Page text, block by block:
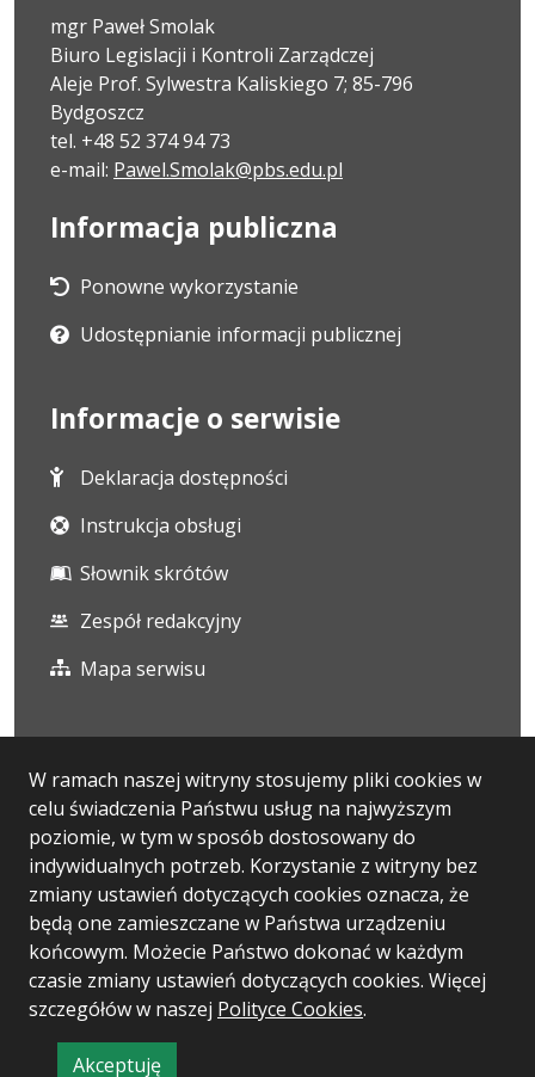
W ramach naszej witryny stosujemy pliki cookies w
celu świadczenia Państwu usług na najwyższym
poziomie, w tym w sposób dostosowany do
indywidualnych potrzeb. Korzystanie z witryny bez
zmiany ustawień dotyczących cookies oznacza, że
będą one zamieszczane w Państwa urządzeniu
końcowym. Możecie Państwo dokonać w każdym
czasie zmiany ustawień dotyczących cookies. Więcej
szczegółów w naszej Polityce Cookies.
Akceptuję
mgr Paweł Smolak
Biuro Legislacji i Kontroli Zarządczej
Aleje Prof. Sylwestra Kaliskiego 7; 85-796
Bydgoszcz
tel. +48 52 374 94 73
e-mail: Pawel.Smolak@pbs.edu.pl
Informacja publiczna
Ponowne wykorzystanie
Udostępnianie informacji publicznej
Informacje o serwisie
Deklaracja dostępności
Instrukcja obsługi
Słownik skrótów
Zespół redakcyjny
Mapa serwisu
Statystyki oglądalności
Ostatnio dodane
Polityka prywatności
Wersja systemu: 5.7.0
Ostatnia aktualizacja BIP: 06.08.2026 13:13